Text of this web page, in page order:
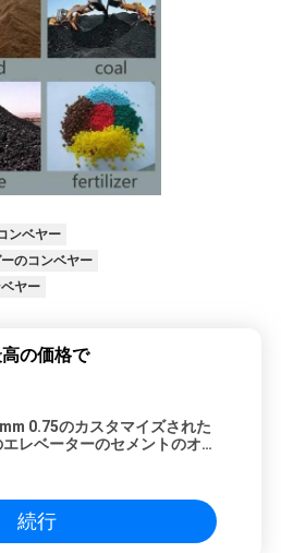
ンベヤー
のコンベヤー
ヤー
の価格で
0.75のカスタマイズされた
レベーターのセメントのオー
続行